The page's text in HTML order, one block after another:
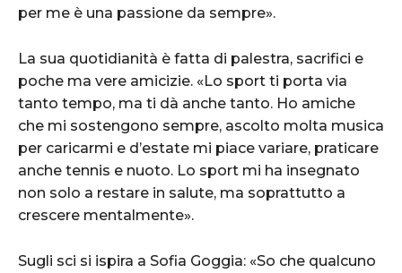
per me è una passione da sempre».
La sua quotidianità è fatta di palestra, sacrifici e
poche ma vere amicizie. «Lo sport ti porta via
tanto tempo, ma ti dà anche tanto. Ho amiche
che mi sostengono sempre, ascolto molta musica
per caricarmi e d’estate mi piace variare, praticare
anche tennis e nuoto. Lo sport mi ha insegnato
non solo a restare in salute, ma soprattutto a
crescere mentalmente».
Sugli sci si ispira a Sofia Goggia: «So che qualcuno